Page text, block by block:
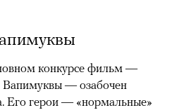
конкурсе фильм —
Вапимуквы — озабочен
Его герои — «нормальные»